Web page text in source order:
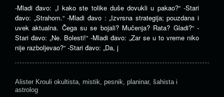
-Mladi đavo: „I kako ste tolike duše dovukli u pakao?“ -Stari
đavo: „Strahom.“ -Mladi đavo : „Izvrsna strategija; pouzdana i
uvek aktualna. Čega su se bojali? Mučenja? Rata? Gladi?“ -
Stari đavo: „Ne. Bolesti!“ -Mladi đavo: „Zar se u to vreme niko
nije razboljevao?“ -Stari đavo: „Da, j
Alister Krouli okultista, mistik, pesnik, planinar, šahista i
astrolog